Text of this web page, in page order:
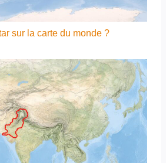
sur la carte du monde ?